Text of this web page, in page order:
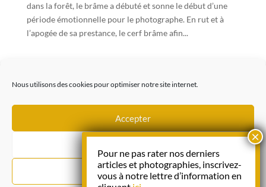
Nous utilisons des cookies pour optimiser notre site internet.
Accepter
Préférences
dans la forêt, le brâme a débuté et sonne le début d’une
période émotionnelle pour le photographe. En rut et à
l’apogée de sa prestance, le cerf brâme afin...
Les photographies publiées sur ce site ne sont pas libres de droit.
Notre lettre d’information
Pour ne pas rater nos derniers
articles et photographies, inscrivez-
vous à notre lettre d’information en